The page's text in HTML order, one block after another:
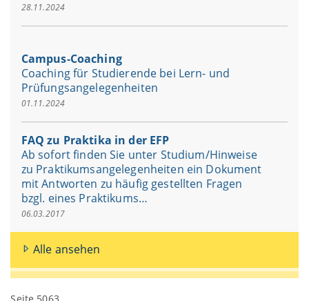
28.11.2024
Campus-Coaching
Coaching für Studierende bei Lern- und
Prüfungsangelegenheiten
01.11.2024
FAQ zu Praktika in der EFP
Ab sofort finden Sie unter Studium/Hinweise
zu Praktikumsangelegenheiten ein Dokument
mit Antworten zu häufig gestellten Fragen
bzgl. eines Praktikums…
06.03.2017
Alle ansehen